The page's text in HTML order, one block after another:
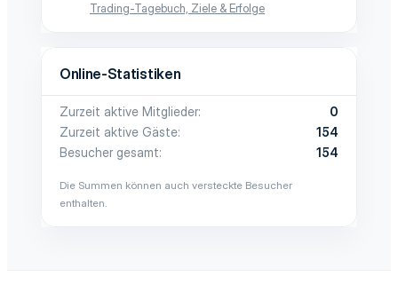
Trading-Tagebuch, Ziele & Erfolge
Online-Statistiken
Zurzeit aktive Mitglieder
0
Zurzeit aktive Gäste
154
Besucher gesamt
154
Die Summen können auch versteckte Besucher
enthalten.